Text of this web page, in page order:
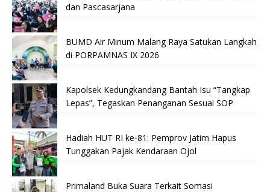
dan Pascasarjana
BUMD Air Minum Malang Raya Satukan Langkah
di PORPAMNAS IX 2026
Kapolsek Kedungkandang Bantah Isu “Tangkap
Lepas”, Tegaskan Penanganan Sesuai SOP
Hadiah HUT RI ke-81: Pemprov Jatim Hapus
Tunggakan Pajak Kendaraan Ojol
Primaland Buka Suara Terkait Somasi